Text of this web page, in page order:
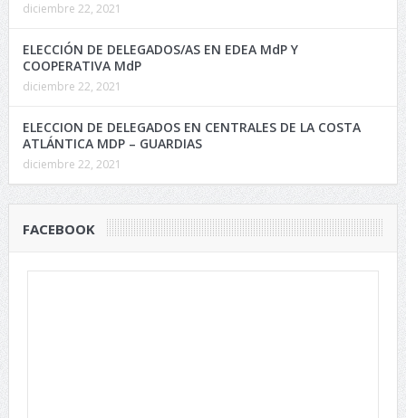
diciembre 22, 2021
ELECCIÓN DE DELEGADOS/AS EN EDEA MdP Y
COOPERATIVA MdP
diciembre 22, 2021
ELECCION DE DELEGADOS EN CENTRALES DE LA COSTA
ATLÁNTICA MDP – GUARDIAS
diciembre 22, 2021
FACEBOOK